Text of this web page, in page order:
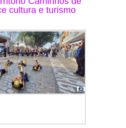
cultura e turismo